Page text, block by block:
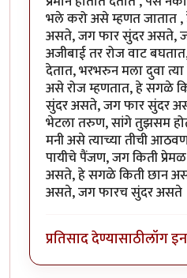
भले करो असे म्हणत जातात
असते, जग फार सुंदर असते,
अजीबाई तर रोज वाट
देतात, भरभरुन मला दुवा त्या
असे रोज म्हणतात, हे सगळे
सुंदर असते, जग फार सुंदर
भेटला तरुण, सांगे तुझसम
मनी असे त्याच्या तीची
पायीचे पैंजण, जग किती
असते, हे सगळे किती छान
असते, जग फारच सुंदर असते
प्रतिसाद देण्यासाठीलॉग